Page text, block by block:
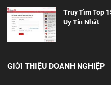
Truy Tìm Top
Uy Tín Nhất
GIỚI THIỆU DOANH NGHIỆP